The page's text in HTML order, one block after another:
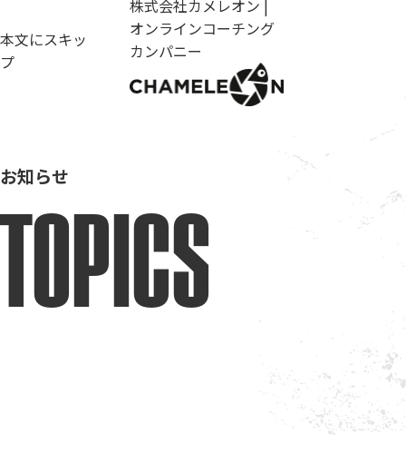
本文にスキッ
プ
株式会社カメレオン |
オンラインコーチング
カンパニー
お知らせ
TOPICS